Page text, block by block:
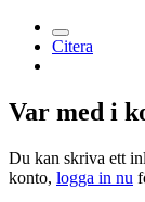
Citera
Var med i
Du kan skriva ett
konto, logga in nu